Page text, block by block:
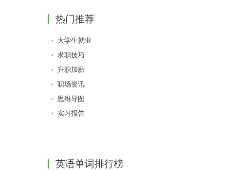
热门推荐
大学生就业
求职技巧
升职加薪
职场资讯
思维导图
实习报告
英语单词排行榜